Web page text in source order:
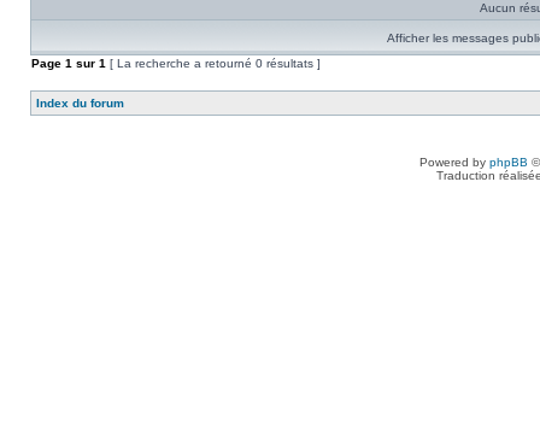
Aucun
Afficher les messages
Page 1 sur 1 [ La recherche a retourné 0 résultats ]
Index du forum
Powered by phpBB
Traduction